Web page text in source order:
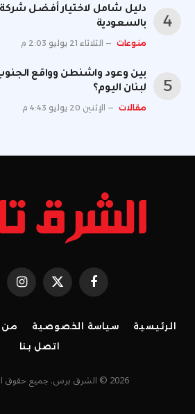
دليل شامل لاختيار أفضل
بالسعودية
منوعات الثلاثاء 21 يوليو 2:03 م
بين وعود واشنطن وواقع
لبنان اليوم؟
مقالات الإثنين 20 يوليو 4:43 م
فيسبوك X
(Twitter)
الرئيسية سياسة الخصوصية من
اتصل بنا
2026 © الشرق برس. جميع حقوق النشر محفوظة.